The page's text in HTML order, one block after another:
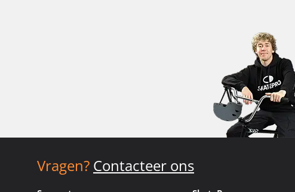
Vragen? Contacteer ons